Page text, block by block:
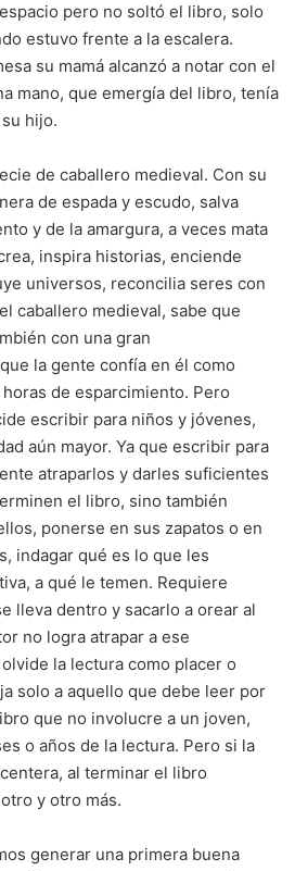
pero no soltó el libro, solo
estuvo frente a la escalera.
su mamá alcanzó a notar con el
mano, que emergía del libro, tenía
hijo.
de caballero medieval. Con su
de espada y escudo, salva
y de la amargura, a veces mata
inspira historias, enciende
universos, reconcilia seres con
caballero medieval, sabe que
con una gran
la gente confía en él como
de esparcimiento. Pero
escribir para niños y jóvenes,
aún mayor. Ya que escribir para
atraparlos y darles suficientes
el libro, sino también
ponerse en sus zapatos o en
indagar qué es lo que les
a qué le temen. Requiere
lleva dentro y sacarlo a orear al
no logra atrapar a ese
la lectura como placer o
solo a aquello que debe leer por
que no involucre a un joven,
o años de la lectura. Pero si la
al terminar el libro
y otro más.
generar una primera buena